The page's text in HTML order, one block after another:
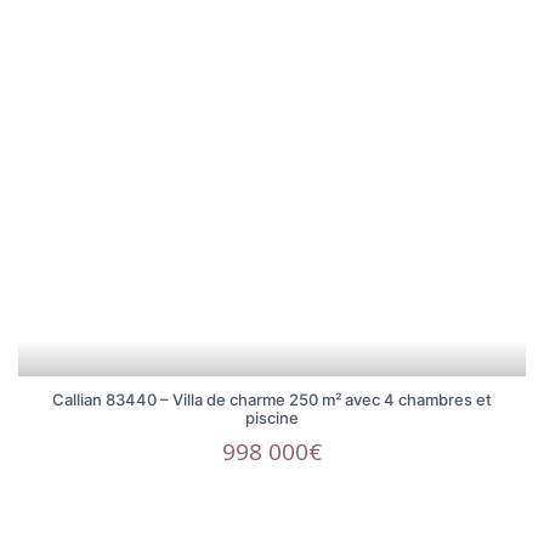
Callian 83440 – Villa de charme 250 m² avec 4 chambres et
piscine
998 000€